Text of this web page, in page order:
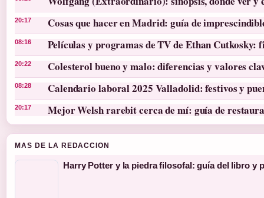
20:17 Cosas que hacer en Madrid: guía de
08:16 Películas y programas de TV de Ethan
20:22 Colesterol bueno y malo: diferencias y valores
08:28 Calendario laboral 2025 Valladolid: festivos y
20:17 Mejor Welsh rarebit cerca de mí: guía de
MAS DE LA REDACCION
Harry Potter y la piedra filosofal: guía del libro y